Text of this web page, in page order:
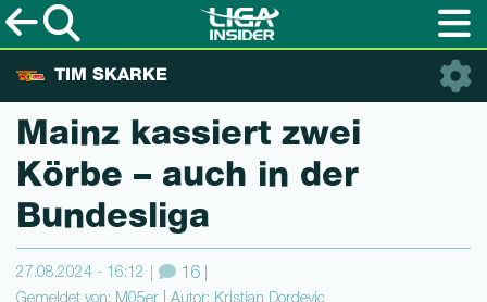
TIM SKARKE
Mainz kassiert zwei
Körbe – auch in der
Bundesliga
27.08.2024 - 16:12 16